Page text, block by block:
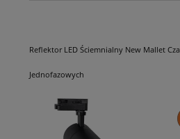
Reflektor LED Ściemnialny New Mallet
Jednofazowych